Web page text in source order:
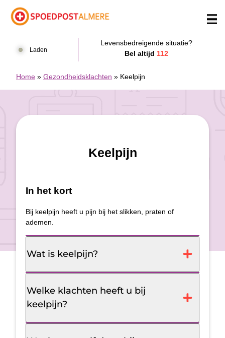
Laden
Levensbedreigende situatie?
Bel altijd 112
Home » Gezondheidsklachten » Keelpijn
Keelpijn
In het kort
Bij keelpijn heeft u pijn bij het slikken, praten of
ademen.
Wat is keelpijn?
Welke klachten heeft u bij
keelpijn?